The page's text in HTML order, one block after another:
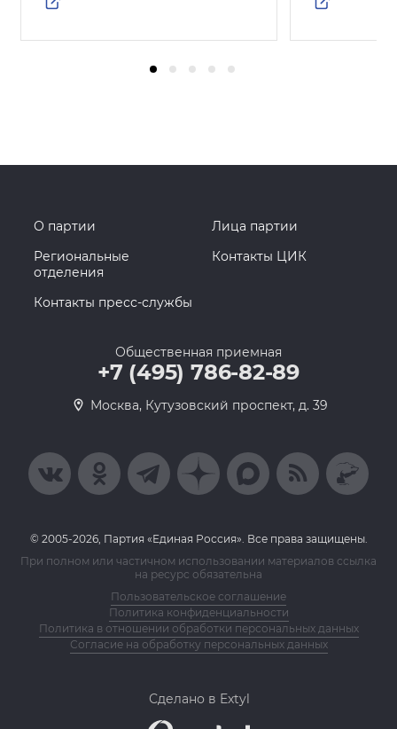
О партии
Лица партии
Региональные
отделения
Контакты ЦИК
Контакты пресс-службы
Общественная приемная
+7 (495) 786-82-89
Москва, Кутузовский проспект, д. 39
© 2005-2026, Партия «Единая Россия». Все права защищены.
При полном или частичном использовании материалов ссылка
на ресурс обязательна
Пользовательское соглашение
Политика конфиденциальности
Политика в отношении обработки персональных данных
Согласие на обработку персональных данных
Сделано в Extyl